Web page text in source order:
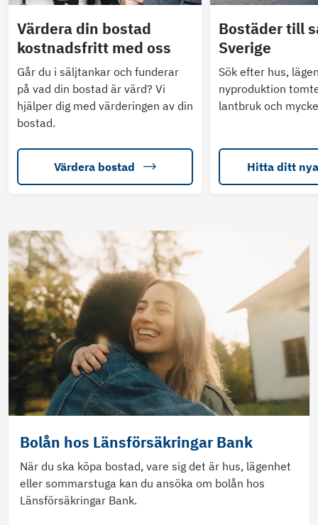
Värdera din bostad
kostnadsfritt med oss
Går du i säljtankar och funderar
på vad din bostad är värd? Vi
hjälper dig med värderingen av din
bostad.
Värdera bostad
Bostäder till
Sverige
Sök efter hus,
nyproduktion
lantbruk och
Hitta ditt
Bolån hos Länsförsäkringar Bank
När du ska köpa bostad, vare sig det är hus, lägenhet
eller sommarstuga kan du ansöka om bolån hos
Länsförsäkringar Bank.